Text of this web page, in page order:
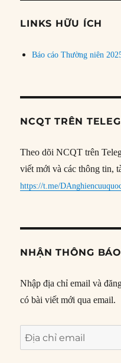
đề
LINKS HỮU ÍCH
Báo cáo Thường niên
NCQT TRÊN
Theo dõi NCQT trên
viết mới và các thông tin,
https://t.me/
NHẬN THÔNG
Nhập địa chỉ email và
có bài viết mới qua email.
Địa
chỉ